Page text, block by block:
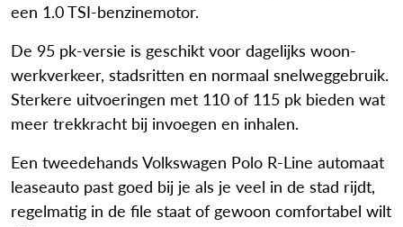
een 1.0 TSI-benzinemotor.
De 95 pk-versie is geschikt voor dagelijks woon-
werkverkeer, stadsritten en normaal snelweggebruik.
Sterkere uitvoeringen met 110 of 115 pk bieden wat
meer trekkracht bij invoegen en inhalen.
Een tweedehands Volkswagen Polo R-Line automaat
leaseauto past goed bij je als je veel in de stad rijdt,
regelmatig in de file staat of gewoon comfortabel wilt